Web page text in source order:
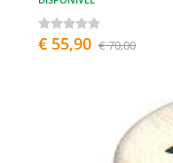
€ 55,90 € 70,00